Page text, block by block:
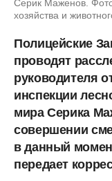
Серик Маженов.
хозяйства и
Полицейские
проводят
руководителя
инспекции
мира Серика
совершении
в данный
передает